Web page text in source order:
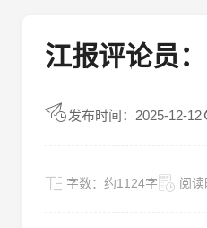
江报评论员
发布时间：2025-12-12
字数： 约1124字 阅读